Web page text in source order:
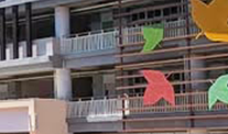
德勒心理
的應用」
整合性
媽不暴走
療學會
間的療癒
利部「政